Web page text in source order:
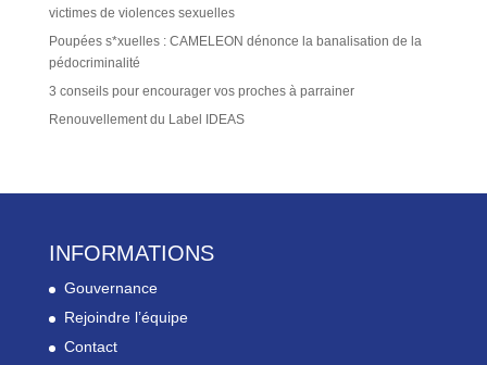
victimes de violences sexuelles
Poupées s*xuelles : CAMELEON dénonce la banalisation de la
pédocriminalité
3 conseils pour encourager vos proches à parrainer
Renouvellement du Label IDEAS
INFORMATIONS
Gouvernance
Rejoindre l’équipe
Contact